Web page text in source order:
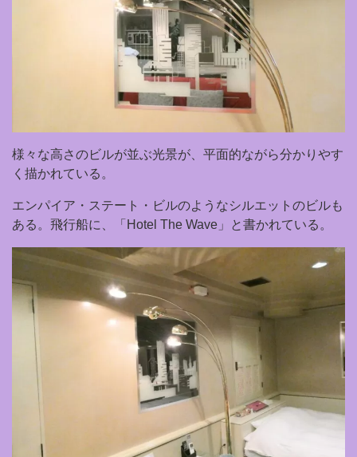
様々な高さのビルが並ぶ光景が、平面的ながら分かりやす
く描かれている。
エンパイア・ステート・ビルのようなシルエットのビルも
ある。飛行船に、「Hotel The Wave」と書かれている。